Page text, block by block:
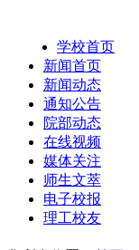
学校首页
新闻首页
新闻动态
通知公告
院部动态
在线视频
媒体关注
师生文萃
电子校报
理工校友